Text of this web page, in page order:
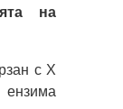
на
с X